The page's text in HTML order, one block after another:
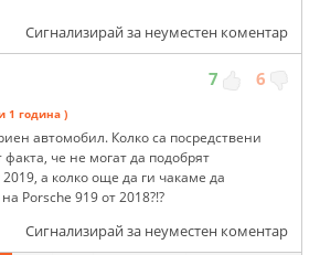
Сигнализирай за неуместен коментар
7 6
1 година )
автомобил. Колко са посредствени
че не могат да подобрят
а колко още да ги чакаме да
Porsche 919 от 2018?!?
Сигнализирай за неуместен коментар